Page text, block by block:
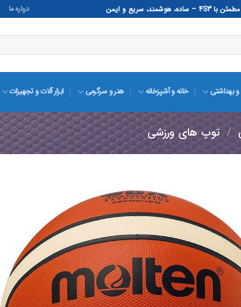
درباره ما
بهداشتی خانه و آشپزخانه هنر و سرگرمی ابزار آلات و تجهیزات
/ توپ های ورزشی
مندی
ها